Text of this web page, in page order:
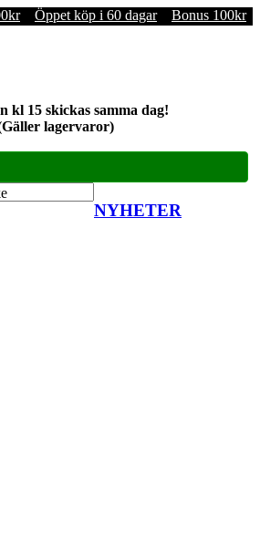
Öppet köp i 60 dagar Bonus 100kr
kl 15 skickas samma dag!
lagervaror)
NYHETER